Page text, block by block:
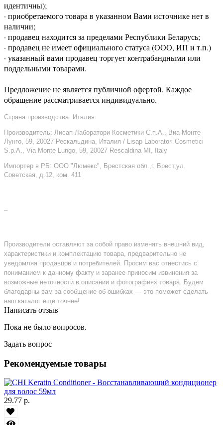
идентичны);
· приобретаемого товара в указанном Вами источнике нет в
наличии;
· продавец находится за пределами Республики Беларусь;
· продавец не имеет официального статуса (ООО, ИП и т.п.)
· указанный вами продавец торгует контрабандными или
поддельными товарами.
Предложение не является публичной офертой. Каждое
обращение рассматривается индивидуально.
Страна производства: Италия
Производитель: Лисап Лаборатори Косметики С.п.А., Виа Монте
Лунго, 59, 20027 Рескальдина, Италия / Lisap Laboratori Cosmetici
S.p.A., Via Monte Lungo, 59, 20027 Rescaldina MI, Italy
Импортер в РБ: ООО "Люмекс", Брестская обл.,г. Брест,ул.
Советская, д.12, ком. 411
–
Производители оставляют за собой право изменять внешний вид,
характеристики и комплектацию товара, предварительно не
уведомляя продавцов и потребителей. Просим вас отнестись с
пониманием к данному факту и заранее приносим извинения за
возможные неточности в описании и фотографиях товара. Будем
благодарны вам за сообщение об ошибках — это поможет сделать
наш каталог еще точнее!
Написать отзыв
Пока не было вопросов.
Задать вопрос
Рекомендуемые товары
29.77 р.